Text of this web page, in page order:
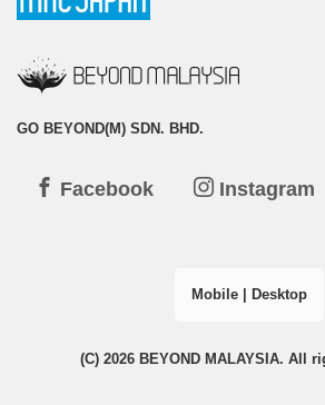
GO BEYOND(M) SDN. BHD.
Facebook Instagram
Mobile Desktop
(C) 2026 BEYOND MALAYSIA. All